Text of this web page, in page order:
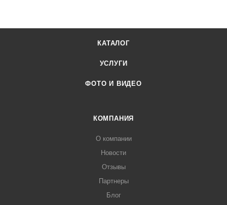
КАТАЛОГ
УСЛУГИ
ФОТО И ВИДЕО
КОМПАНИЯ
О компании
Новости
Отзывы
Партнеры
Блог